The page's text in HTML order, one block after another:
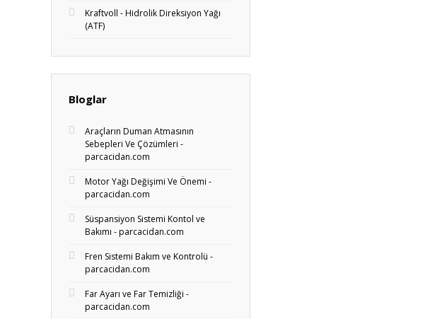
Kraftvoll - Hidrolik Direksiyon Yağı
(ATF)
Bloglar
Araçların Duman Atmasının
Sebepleri Ve Çözümleri -
parcacidan.com
Motor Yağı Değişimi Ve Önemi -
parcacidan.com
Süspansiyon Sistemi Kontol ve
Bakımı - parcacidan.com
Fren Sistemi Bakım ve Kontrolü -
parcacidan.com
Far Ayarı ve Far Temizliği -
parcacidan.com